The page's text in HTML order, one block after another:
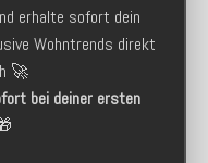
erhalte sofort dein
Wohntrends direkt
🚀
bei deiner ersten